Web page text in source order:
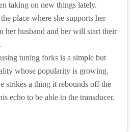
taking on new things lately.
place where she supports her
her husband and her will start their
tuning forks is a simple but
whose popularity is growing.
strikes a thing it rebounds off the
echo to be able to the transducer.